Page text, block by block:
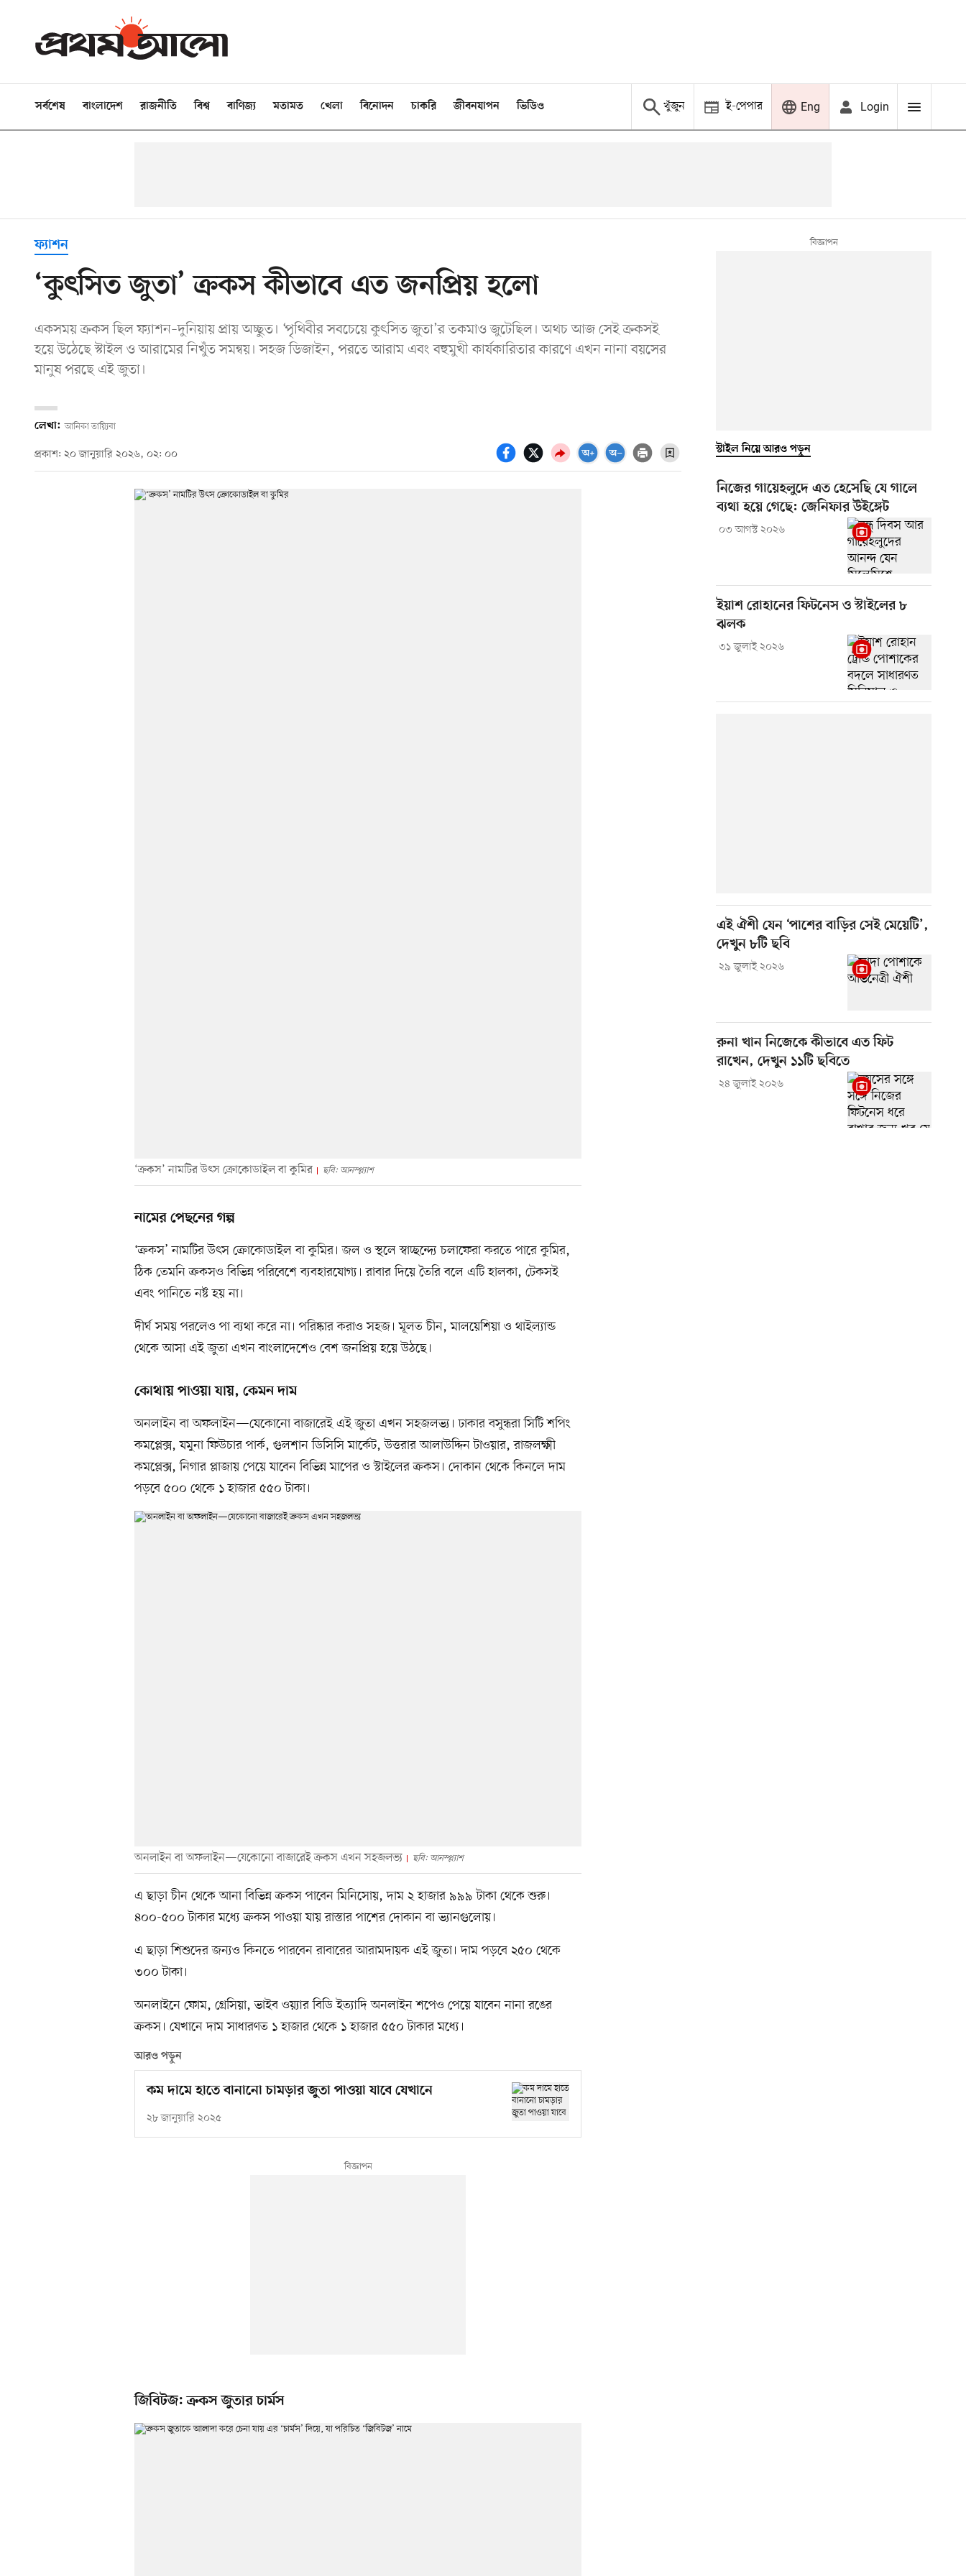
সর্বশেষ বাংলাদেশ রাজনীতি বিশ্ব বাণিজ্য মতামত খেলা বিনোদন চাকরি জীবনযাপন ভিডিও খুঁজুন ই-পেপার Eng Login
ফ্যাশন
‘কুৎসিত জুতা’ ক্রকস কীভাবে এত জনপ্রিয় হলো
একসময় ক্রকস ছিল ফ্যাশন–দুনিয়ায় প্রায় অচ্ছুত। ‘পৃথিবীর সবচেয়ে কুৎসিত জুতা’র তকমাও জুটেছিল। অথচ আজ সেই ক্রকসই
হয়ে উঠেছে স্টাইল ও আরামের নিখুঁত সমন্বয়। সহজ ডিজাইন, পরতে আরাম এবং বহুমুখী কার্যকারিতার কারণে এখন নানা বয়সের
মানুষ পরছে এই জুতা।
লেখা: আনিকা তায়্যিবা
প্রকাশ: ২০ জানুয়ারি ২০২৬, ০২: ০০
‘ক্রকস’ নামটির উৎস ক্রোকোডাইল বা কুমির ছবি: আনস্প্ল্যাশ
নামের পেছনের গল্প
‘ক্রকস’ নামটির উৎস ক্রোকোডাইল বা কুমির। জল ও স্থলে স্বাচ্ছন্দ্যে চলাফেরা করতে পারে কুমির,
ঠিক তেমনি ক্রকসও বিভিন্ন পরিবেশে ব্যবহারযোগ্য। রাবার দিয়ে তৈরি বলে এটি হালকা, টেকসই
এবং পানিতে নষ্ট হয় না।
দীর্ঘ সময় পরলেও পা ব্যথা করে না। পরিষ্কার করাও সহজ। মূলত চীন, মালয়েশিয়া ও থাইল্যান্ড
থেকে আসা এই জুতা এখন বাংলাদেশেও বেশ জনপ্রিয় হয়ে উঠছে।
কোথায় পাওয়া যায়, কেমন দাম
অনলাইন বা অফলাইন—যেকোনো বাজারেই এই জুতা এখন সহজলভ্য। ঢাকার বসুন্ধরা সিটি শপিং
কমপ্লেক্স, যমুনা ফিউচার পার্ক, গুলশান ডিসিসি মার্কেট, উত্তরার আলাউদ্দিন টাওয়ার, রাজলক্ষ্মী
কমপ্লেক্স, নিগার প্লাজায় পেয়ে যাবেন বিভিন্ন মাপের ও স্টাইলের ক্রকস। দোকান থেকে কিনলে দাম
পড়বে ৫০০ থেকে ১ হাজার ৫৫০ টাকা।
অনলাইন বা অফলাইন—যেকোনো বাজারেই ক্রকস এখন সহজলভ্য ছবি: আনস্প্ল্যাশ
এ ছাড়া চীন থেকে আনা বিভিন্ন ক্রকস পাবেন মিনিসোয়, দাম ২ হাজার ৯৯৯ টাকা থেকে শুরু।
৪০০-৫০০ টাকার মধ্যে ক্রকস পাওয়া যায় রাস্তার পাশের দোকান বা ভ্যানগুলোয়।
এ ছাড়া শিশুদের জন্যও কিনতে পারবেন রাবারের আরামদায়ক এই জুতা। দাম পড়বে ২৫০ থেকে
৩০০ টাকা।
অনলাইনে ফোম, গ্রেসিয়া, ভাইব ওয়্যার বিডি ইত্যাদি অনলাইন শপেও পেয়ে যাবেন নানা রঙের
ক্রকস। যেখানে দাম সাধারণত ১ হাজার থেকে ১ হাজার ৫৫০ টাকার মধ্যে।
আরও পড়ুন
কম দামে হাতে বানানো চামড়ার জুতা পাওয়া যাবে যেখানে
২৮ জানুয়ারি ২০২৫
জিবিটজ: ক্রকস জুতার চার্মস
স্টাইল নিয়ে আরও পড়ুন
নিজের গায়েহলুদে এত হেসেছি যে গালে
ব্যথা হয়ে গেছে: জেনিফার উইঙ্গেট
০৩ আগস্ট ২০২৬
ইয়াশ রোহানের ফিটনেস ও স্টাইলের ৮
ঝলক
৩১ জুলাই ২০২৬
এই ঐশী যেন ‘পাশের বাড়ির সেই মেয়েটি’,
দেখুন ৮টি ছবি
২৯ জুলাই ২০২৬
রুনা খান নিজেকে কীভাবে এত ফিট
রাখেন, দেখুন ১১টি ছবিতে
২৪ জুলাই ২০২৬